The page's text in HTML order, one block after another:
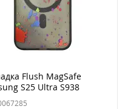
Flush MagSafe
S25 Ultra S938
(Titanium Grey)